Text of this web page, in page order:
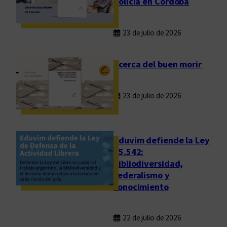
t
n
d
i
i
t
a
l
p
23 de julio de 2026
Acerca del buen morir
23 de julio de 2026
Eduvim defiende la Ley
25.542:
bibliodiversidad,
federalismo y
conocimiento
22 de julio de 2026